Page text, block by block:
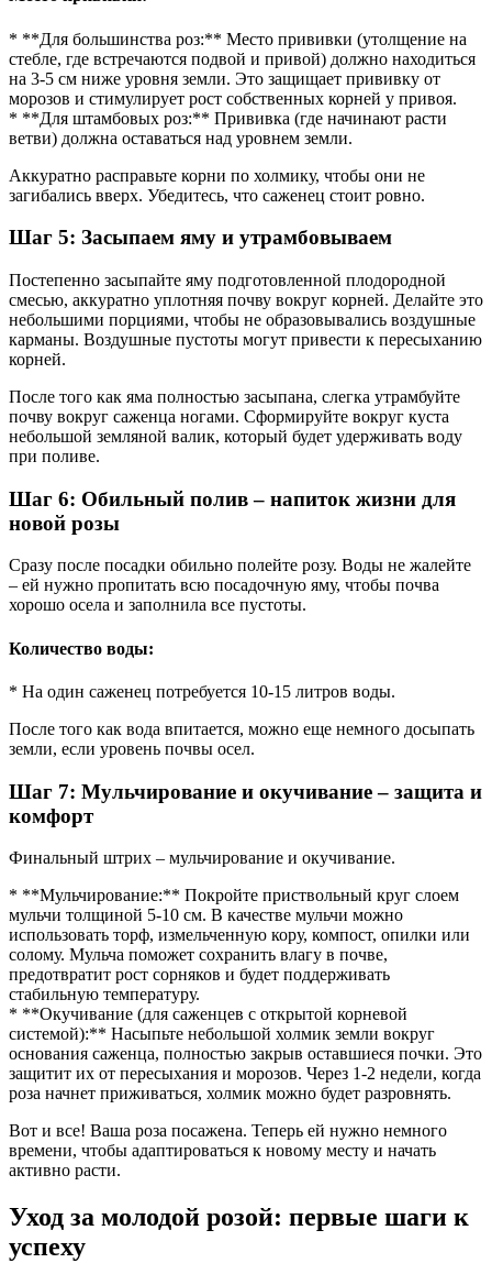
* **Для большинства роз:** Место прививки (утолщение на
стебле, где встречаются подвой и привой) должно находиться
на 3-5 см ниже уровня земли. Это защищает прививку от
морозов и стимулирует рост собственных корней у привоя.
* **Для штамбовых роз:** Прививка (где начинают расти
ветви) должна оставаться над уровнем земли.
Аккуратно расправьте корни по холмику, чтобы они не
загибались вверх. Убедитесь, что саженец стоит ровно.
Шаг 5: Засыпаем яму и утрамбовываем
Постепенно засыпайте яму подготовленной плодородной
смесью, аккуратно уплотняя почву вокруг корней. Делайте это
небольшими порциями, чтобы не образовывались воздушные
карманы. Воздушные пустоты могут привести к пересыханию
корней.
После того как яма полностью засыпана, слегка утрамбуйте
почву вокруг саженца ногами. Сформируйте вокруг куста
небольшой земляной валик, который будет удерживать воду
при поливе.
Шаг 6: Обильный полив – напиток жизни для
новой розы
Сразу после посадки обильно полейте розу. Воды не жалейте
– ей нужно пропитать всю посадочную яму, чтобы почва
хорошо осела и заполнила все пустоты.
Количество воды:
* На один саженец потребуется 10-15 литров воды.
После того как вода впитается, можно еще немного досыпать
земли, если уровень почвы осел.
Шаг 7: Мульчирование и окучивание – защита и
комфорт
Финальный штрих – мульчирование и окучивание.
* **Мульчирование:** Покройте приствольный круг слоем
мульчи толщиной 5-10 см. В качестве мульчи можно
использовать торф, измельченную кору, компост, опилки или
солому. Мульча поможет сохранить влагу в почве,
предотвратит рост сорняков и будет поддерживать
стабильную температуру.
* **Окучивание (для саженцев с открытой корневой
системой):** Насыпьте небольшой холмик земли вокруг
основания саженца, полностью закрыв оставшиеся почки. Это
защитит их от пересыхания и морозов. Через 1-2 недели, когда
роза начнет приживаться, холмик можно будет разровнять.
Вот и все! Ваша роза посажена. Теперь ей нужно немного
времени, чтобы адаптироваться к новому месту и начать
активно расти.
Уход за молодой розой: первые шаги к
успеху